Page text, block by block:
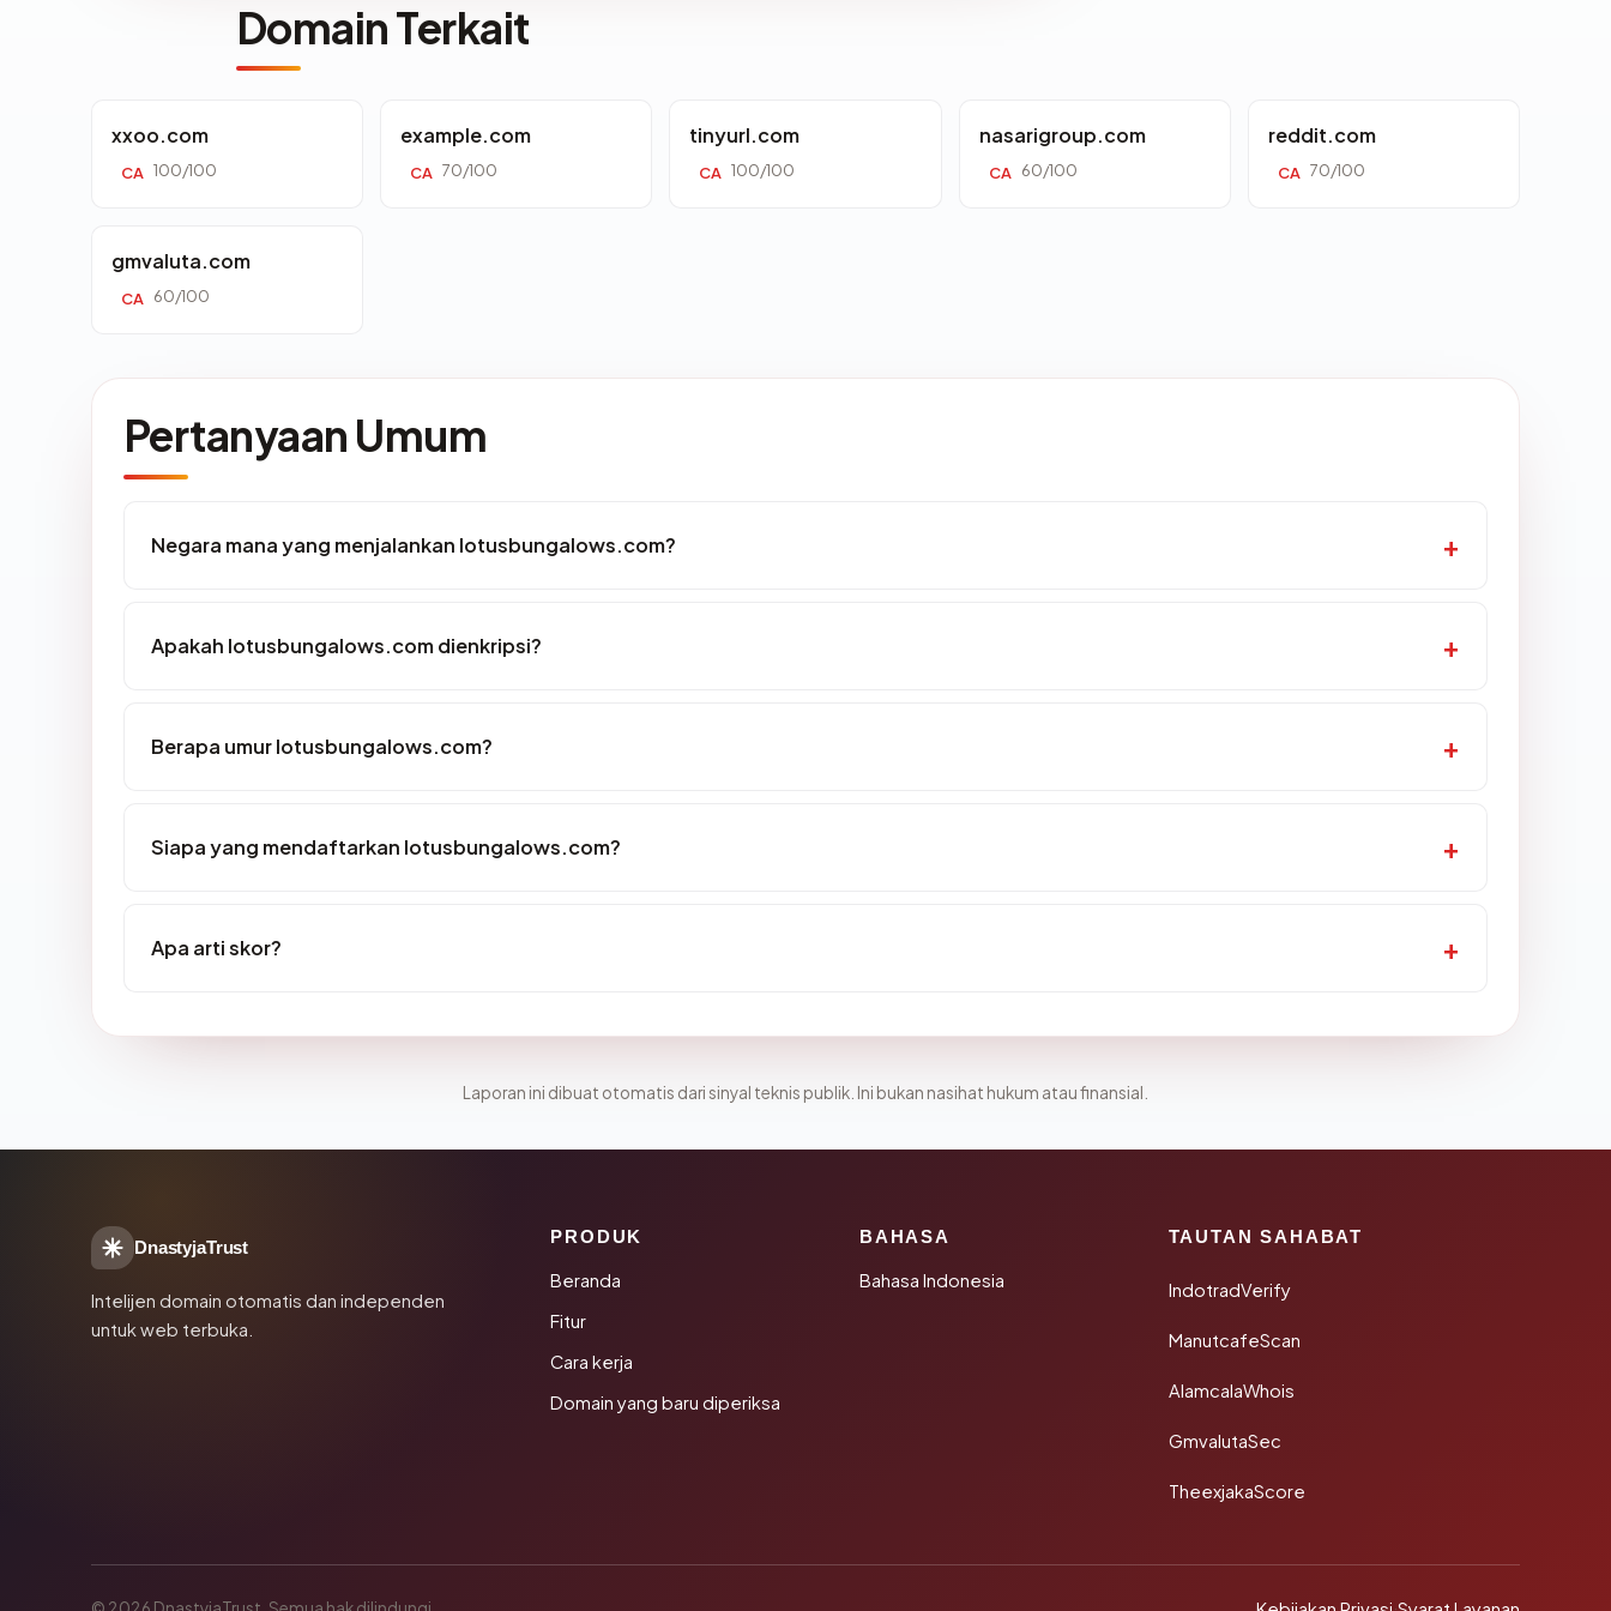
Domain Terkait
xxoo.com
CA 100/100
example.com
CA 70/100
tinyurl.com
CA 100/100
nasarigroup.com
CA 60/100
reddit.com
CA 70/100
gmvaluta.com
CA 60/100
Pertanyaan Umum
Negara mana yang menjalankan lotusbungalows.com?
Apakah lotusbungalows.com dienkripsi?
Berapa umur lotusbungalows.com?
Siapa yang mendaftarkan lotusbungalows.com?
Apa arti skor?
Laporan ini dibuat otomatis dari sinyal teknis publik. Ini bukan nasihat hukum atau finansial.
DnastyjaTrust
Intelijen domain otomatis dan independen
untuk web terbuka.
PRODUK
Beranda
Fitur
Cara kerja
Domain yang baru diperiksa
BAHASA
Bahasa Indonesia
TAUTAN SAHABAT
IndotradVerify
ManutcafeScan
AlamcalaWhois
GmvalutaSec
TheexjakaScore